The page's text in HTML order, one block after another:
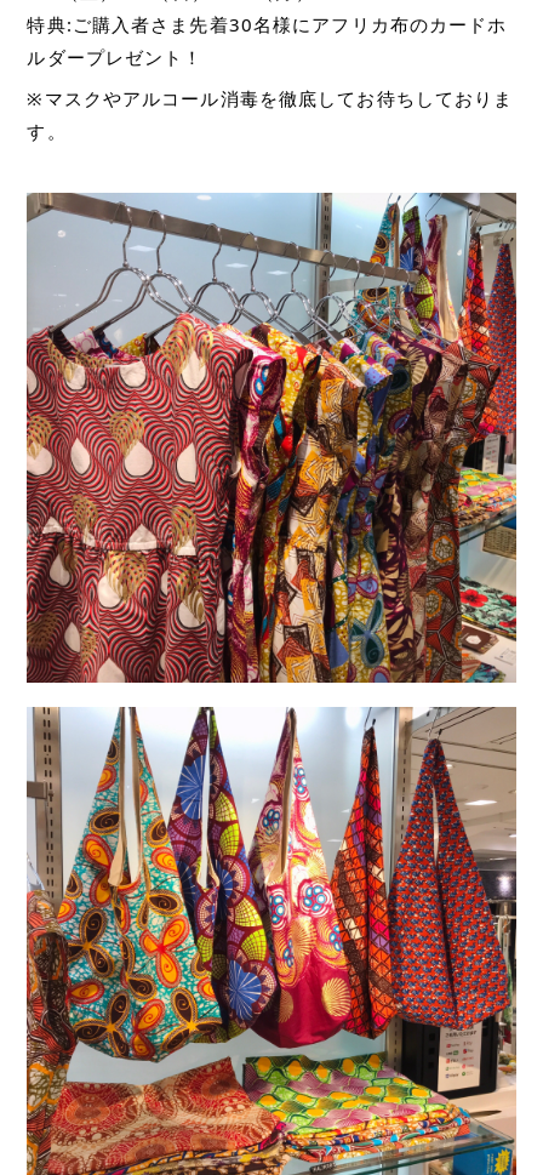
特典:ご購入者さま先着30名様にアフリカ布のカードホ
ルダープレゼント！
※マスクやアルコール消毒を徹底してお待ちしておりま
す。